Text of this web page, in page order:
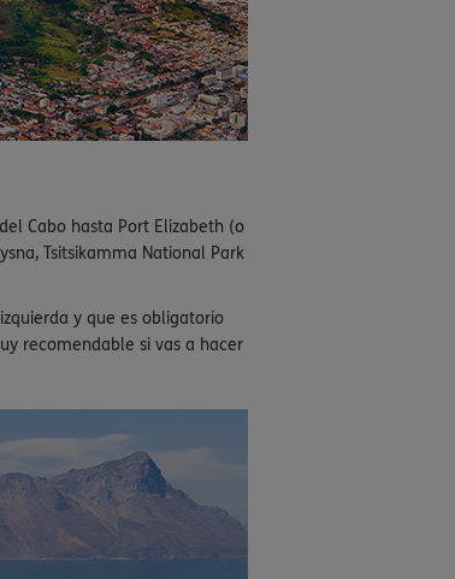
Cabo hasta Port Elizabeth (o
Tsitsikamma National Park
y que es obligatorio
recomendable si vas a hacer